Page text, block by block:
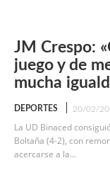
JM Crespo:
juego y de
mucha
DEPORTES 20/02/
La UD Binaced
Boltaña (4-2), con
acercarse a la...